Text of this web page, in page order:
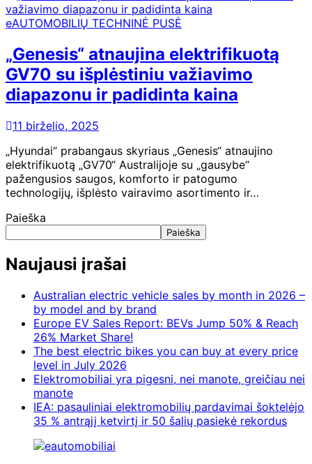
eAUTOMOBILIŲ TECHNINĖ PUSĖ
„Genesis“ atnaujina elektrifikuotą
GV70 su išplėstiniu važiavimo
diapazonu ir padidinta kaina
11 birželio, 2025
„Hyundai“ prabangaus skyriaus „Genesis“ atnaujino
elektrifikuotą „GV70“ Australijoje su „gausybe“
pažengusios saugos, komforto ir patogumo
technologijų, išplėsto vairavimo asortimento ir…
Paieška
Paieška
Naujausi įrašai
Australian electric vehicle sales by month in 2026 –
by model and by brand
Europe EV Sales Report: BEVs Jump 50% & Reach
26% Market Share!
The best electric bikes you can buy at every price
level in July 2026
Elektromobiliai yra pigesni, nei manote, greičiau nei
manote
IEA: pasauliniai elektromobilių pardavimai šoktelėjo
35 % antrąjį ketvirtį ir 50 šalių pasiekė rekordus